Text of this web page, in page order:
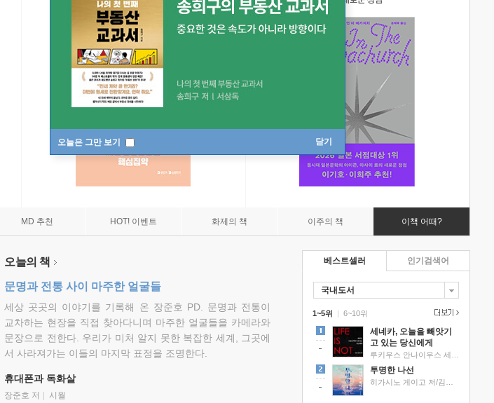
오늘은 그만 보기 닫기
MD 추천 HOT! 이벤트 화제의 책 이주의 책 이책 어때?
오늘의 책
문명과 전통 사이 마주한 얼굴들
세상 곳곳의 이야기를 기록해 온 장준호 PD. 문명과 전통이
교차하는 현장을 직접 찾아다니며 마주한 얼굴들을 카메라와
문장으로 전한다. 우리가 미처 알지 못한 복잡한 세계, 그곳에
서 사라져가는 이들의 마지막 표정을 조명한다.
휴대폰과 독화살
장준호 저 시월
베스트셀러
국내도서
1~5위 |
세네카, 오늘을 빼앗기
고 있는 당신에게
투명한 나선
6~10위
인기검색어